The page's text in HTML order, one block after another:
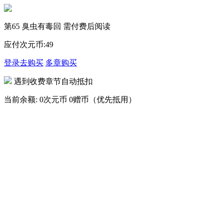
第65 臭虫有毒回 需付费后阅读
应付次元币:49
登录去购买 多章购买
遇到收费章节自动抵扣
当前余额: 0次元币 0赠币（优先抵用）